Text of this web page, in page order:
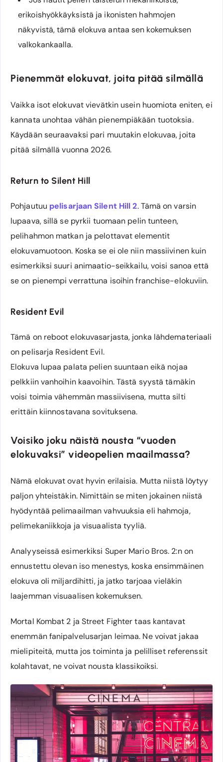
erikoishyökkäyksistä ja ikonisten hahmojen
näkyvistä, tämä elokuva antaa sen kokemuksen
valkokankaalla.
Pienemmät elokuvat, joita pitää silmällä
Vaikka isot elokuvat vievätkin usein huomiota eniten, ei
kannata unohtaa vähän pienempiäkään tuotoksia.
Käydään seuraavaksi pari muutakin elokuvaa, joita
pitää silmällä vuonna 2026.
Return to Silent Hill
Pohjautuu pelisarjaan Silent Hill 2. Tämä on varsin
lupaava, sillä se pyrkii tuomaan pelin tunteen,
pelihahmon matkan ja pelottavat elementit
elokuvamuotoon. Koska se ei ole niin massiivinen kuin
esimerkiksi suuri animaatio-seikkailu, voisi sanoa että
se on pienempi verrattuna isoihin franchise-elokuviin.
Resident Evil
Tämä on reboot elokuvasarjasta, jonka lähdemateriaali
on pelisarja Resident Evil.
Elokuva lupaa palata pelien suuntaan eikä nojaa
pelkkiin vanhoihin kaavoihin. Tästä syystä tämäkin
voisi toimia vähemmän massiivisena, mutta silti
erittäin kiinnostavana sovituksena.
Voisiko joku näistä nousta “vuoden
elokuvaksi” videopelien maailmassa?
Nämä elokuvat ovat hyvin erilaisia. Mutta niistä löytyy
paljon yhteistäkin. Nimittäin se miten jokainen niistä
hyödyntää pelimaailman vahvuuksia eli hahmoja,
pelimekaniikkoja ja visuaalista tyyliä.
Analyyseissä esimerkiksi Super Mario Bros. 2:n on
ennustettu olevan iso menestys, koska ensimmäinen
elokuva oli miljardihitti, ja jatko tarjoaa vieläkin
laajemman visuaalisen kokemuksen.
Mortal Kombat 2 ja Street Fighter taas kantavat
enemmän fanipalvelusarjan leimaa. Ne voivat jakaa
mielipiteitä, mutta jos toiminta ja pelilliset referenssit
kolahtavat, ne voivat nousta klassikoiksi.